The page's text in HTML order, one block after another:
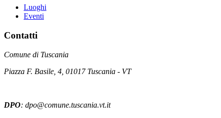
Luoghi
Eventi
Contatti
Comune di Tuscania
Piazza F. Basile, 4, 01017 Tuscania - VT
DPO: dpo@comune.tuscania.vt.it